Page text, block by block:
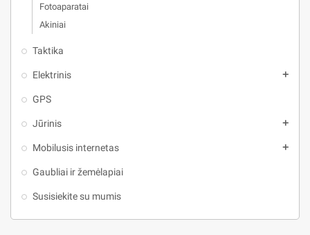
Fotoaparatai
Akiniai
Taktika
Elektrinis add
GPS
Jūrinis add
Mobilusis internetas add
Gaubliai ir žemėlapiai
Susisiekite su mumis